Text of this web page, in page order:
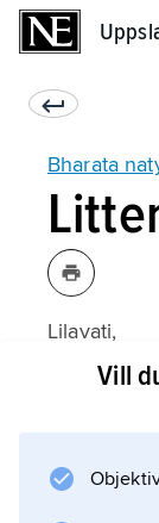
Bharata
Lilavati,
Indiens
Vill